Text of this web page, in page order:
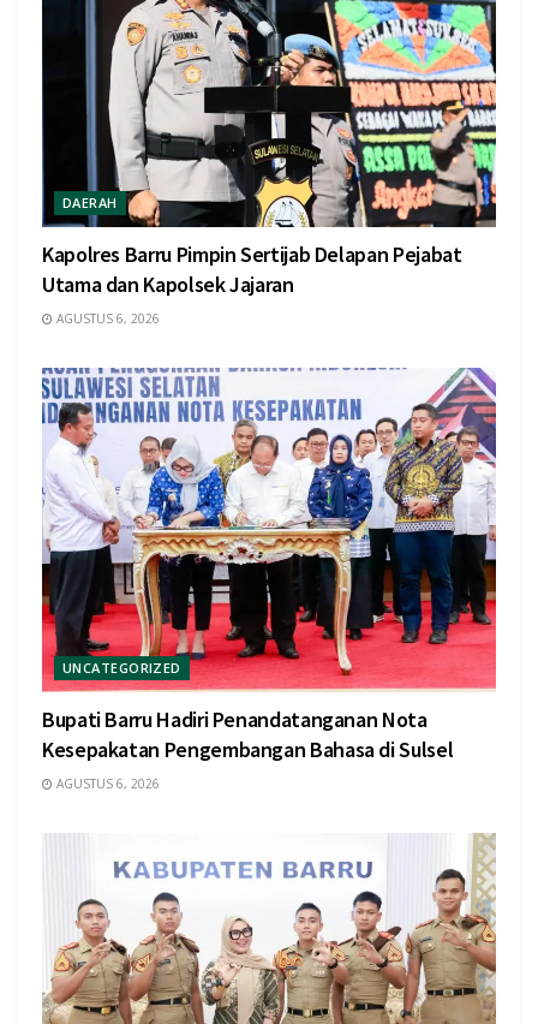
DAERAH
Kapolres Barru Pimpin Sertijab Delapan Pejabat
Utama dan Kapolsek Jajaran
AGUSTUS 6, 2026
UNCATEGORIZED
Bupati Barru Hadiri Penandatanganan Nota
Kesepakatan Pengembangan Bahasa di Sulsel
AGUSTUS 6, 2026